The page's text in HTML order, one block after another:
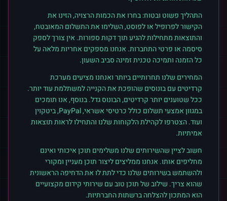
התהליך פשוט ובטוח: בחרו את הכמות הרצויה, הזינו את
הקישור לפרופיל או לפוסט, השלימו את התשלום המאובטח,
והתוצאות מתחילות להגיע תוך דקות ספורות. אין צורך לספק
סיסמה או פרטי התחברות. אנחנו מספקים אחריות מלאה על
כל הזמנה ותמיכה טכנית זמינה סביב השעון.
המחירים שלנו תחרותיים ביותר ואנחנו מציעים מערכת
קרדיטים עם בונוסים שהופכת את הקנייה למשתלמת עוד יותר.
ככל שטוענים יותר קרדיטים, הבונוס גדל. בנוסף, אנו תומכים
במגוון אמצעי תשלום כולל כרטיסי אשראי, PayPal, ביטקוין
ועוד. הצטרפו לקהילת הלקוחות שלנו והתחילו לראות תוצאות
אמיתיות.
חשוב לציין שהשירותים שלנו משלימים תוכן איכותי ואינם
מחליפים אותו. אנחנו ממליצים ליצור תוכן מעניין ומקורי
ולהשתמש בשירותים שלנו כדי לתת לו את הדחיפה הראשונית
שהוא צריך. שילוב של תוכן טוב עם שירותי קידום מקצועיים
הוא המתכון להצלחה ברשתות החברתיות.